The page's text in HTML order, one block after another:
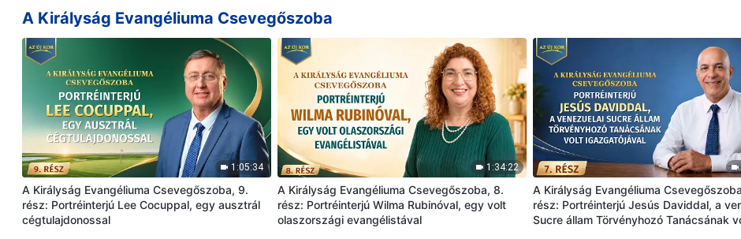
A Királyság Evangéliuma Csevegőszoba
1:05:34
A Királyság Evangéliuma Csevegőszoba, 9.
rész: Portréinterjú Lee Cocuppal, egy ausztrál
cégtulajdonossal
1:34:22
A Királyság Evangéliuma Csevegőszoba, 8.
rész: Portréinterjú Wilma Rubinóval, egy volt
olaszországi evangélistával
A Királyság Evangéliuma
rész: Portréinterjú Jesús Daviddal, a
Sucre állam Törvényhozó Tanácsának